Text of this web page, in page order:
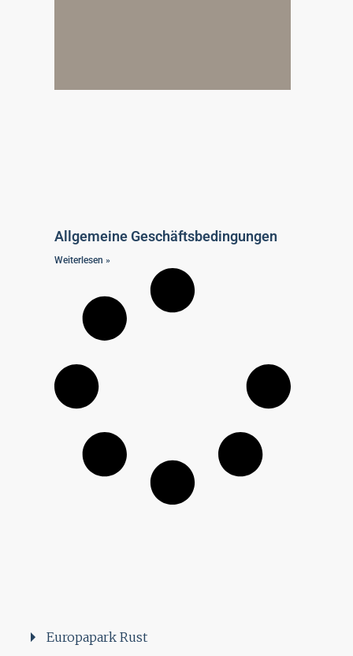
Allgemeine Geschäftsbedingungen
Weiterlesen »
Europapark Rust